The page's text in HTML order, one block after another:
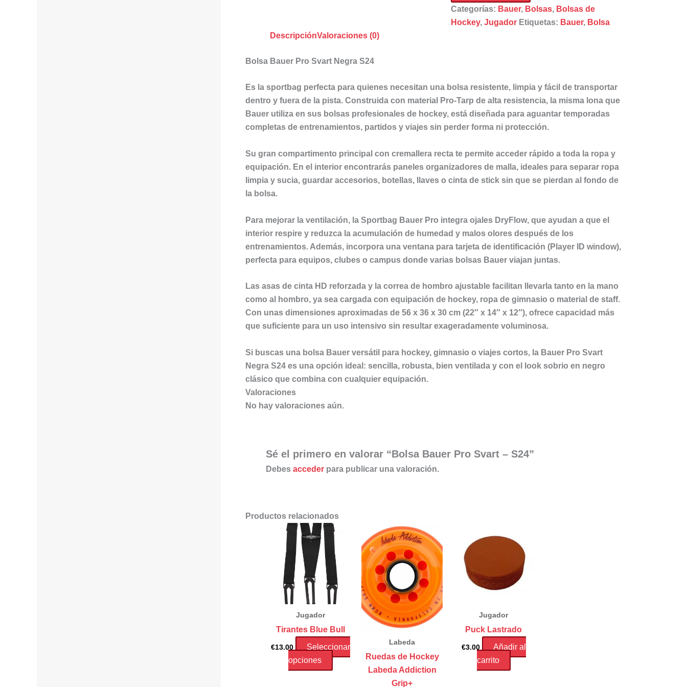
-
S24
cantidad
Categorías: Bauer, Bolsas, Bolsas de
Hockey, Jugador Etiquetas: Bauer, Bolsa
DescripciónValoraciones (0)
Bolsa Bauer Pro Svart Negra S24
Es la sportbag perfecta para quienes necesitan una bolsa resistente, limpia y fácil de transportar
dentro y fuera de la pista. Construida con material Pro-Tarp de alta resistencia, la misma lona que
Bauer utiliza en sus bolsas profesionales de hockey, está diseñada para aguantar temporadas
completas de entrenamientos, partidos y viajes sin perder forma ni protección.
Su gran compartimento principal con cremallera recta te permite acceder rápido a toda la ropa y
equipación. En el interior encontrarás paneles organizadores de malla, ideales para separar ropa
limpia y sucia, guardar accesorios, botellas, llaves o cinta de stick sin que se pierdan al fondo de
la bolsa.
Para mejorar la ventilación, la Sportbag Bauer Pro integra ojales DryFlow, que ayudan a que el
interior respire y reduzca la acumulación de humedad y malos olores después de los
entrenamientos. Además, incorpora una ventana para tarjeta de identificación (Player ID window),
perfecta para equipos, clubes o campus donde varias bolsas Bauer viajan juntas.
Las asas de cinta HD reforzada y la correa de hombro ajustable facilitan llevarla tanto en la mano
como al hombro, ya sea cargada con equipación de hockey, ropa de gimnasio o material de staff.
Con unas dimensiones aproximadas de 56 x 36 x 30 cm (22″ x 14″ x 12″), ofrece capacidad más
que suficiente para un uso intensivo sin resultar exageradamente voluminosa.
Si buscas una bolsa Bauer versátil para hockey, gimnasio o viajes cortos, la Bauer Pro Svart
Negra S24 es una opción ideal: sencilla, robusta, bien ventilada y con el look sobrio en negro
clásico que combina con cualquier equipación.
Valoraciones
No hay valoraciones aún.
Sé el primero en valorar “Bolsa Bauer Pro Svart – S24”
Debes acceder para publicar una valoración.
Productos relacionados
Jugador
Tirantes Blue Bull
€13.00
Seleccionar
opciones
Este
producto
Labeda
Ruedas de Hockey
Labeda Addiction
Grip+
Jugador
Puck Lastrado
€3.00
Añadir al
carrito